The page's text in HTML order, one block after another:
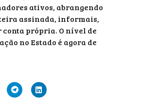
ativos, abrangendo
assinada, informais,
própria. O nível de
no Estado é agora de
Clique
para
Clique
para